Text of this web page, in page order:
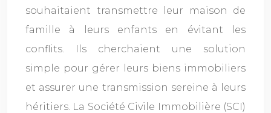
souhaitaient transmettre leur maison de
famille à leurs enfants en évitant les
conflits. Ils cherchaient une solution
simple pour gérer leurs biens immobiliers
et assurer une transmission sereine à leurs
héritiers. La Société Civile Immobilière (SCI)